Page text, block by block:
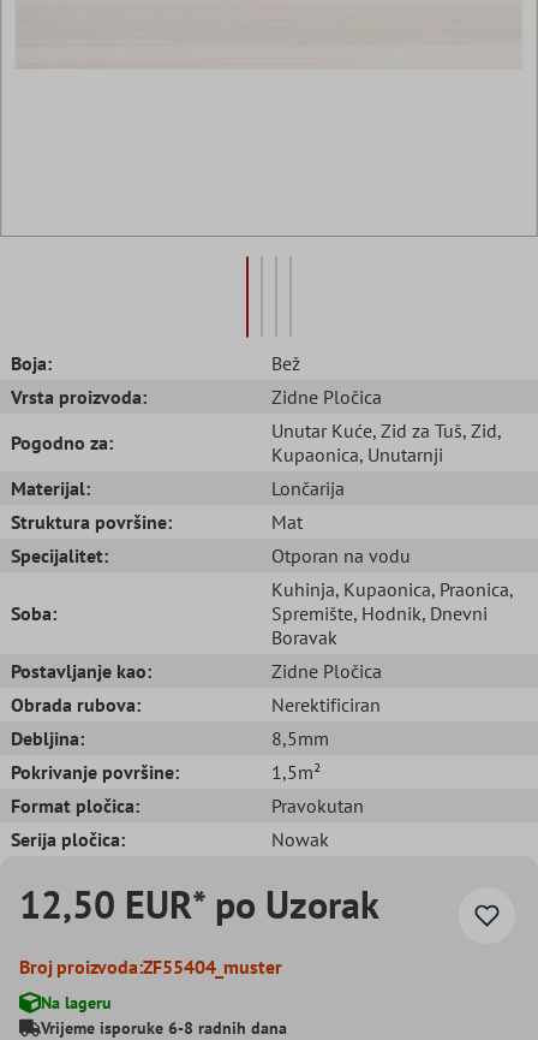
Boja:
Bež
Vrsta proizvoda:
Zidne Pločica
Pogodno za:
Unutar Kuće, Zid za Tuš, Zid,
Kupaonica, Unutarnji
Materijal:
Lončarija
Struktura površine:
Mat
Specijalitet:
Otporan na vodu
Soba:
Kuhinja, Kupaonica, Praonica,
Spremište, Hodnik, Dnevni
Boravak
Postavljanje kao:
Zidne Pločica
Obrada rubova:
Nerektificiran
Debljina:
8,5mm
Pokrivanje površine:
1,5m²
Format pločica:
Pravokutan
Serija pločica:
Nowak
12,50 EUR* po Uzorak
Broj proizvoda:ZF55404_muster
Na lageru
Vrijeme isporuke 6-8 radnih dana